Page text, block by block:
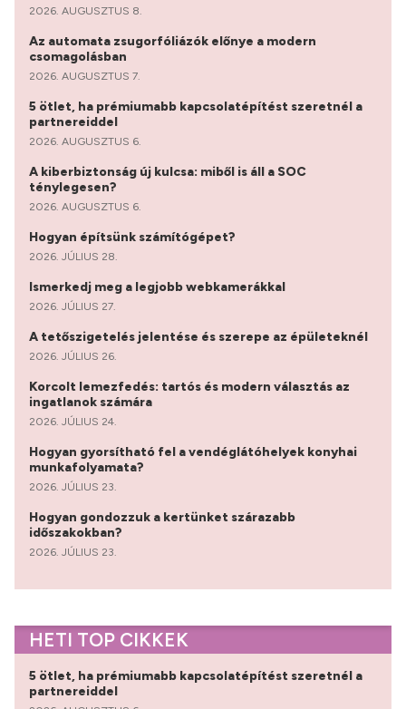
2026. AUGUSZTUS 8.
Az automata zsugorfóliázók előnye a modern
csomagolásban
2026. AUGUSZTUS 7.
5 ötlet, ha prémiumabb kapcsolatépítést szeretnél a
partnereiddel
2026. AUGUSZTUS 6.
A kiberbiztonság új kulcsa: miből is áll a SOC
ténylegesen?
2026. AUGUSZTUS 6.
Hogyan építsünk számítógépet?
2026. JÚLIUS 28.
Ismerkedj meg a legjobb webkamerákkal
2026. JÚLIUS 27.
A tetőszigetelés jelentése és szerepe az épületeknél
2026. JÚLIUS 26.
Korcolt lemezfedés: tartós és modern választás az
ingatlanok számára
2026. JÚLIUS 24.
Hogyan gyorsítható fel a vendéglátóhelyek konyhai
munkafolyamata?
2026. JÚLIUS 23.
Hogyan gondozzuk a kertünket szárazabb
időszakokban?
2026. JÚLIUS 23.
HETI TOP CIKKEK
5 ötlet, ha prémiumabb kapcsolatépítést szeretnél a
partnereiddel